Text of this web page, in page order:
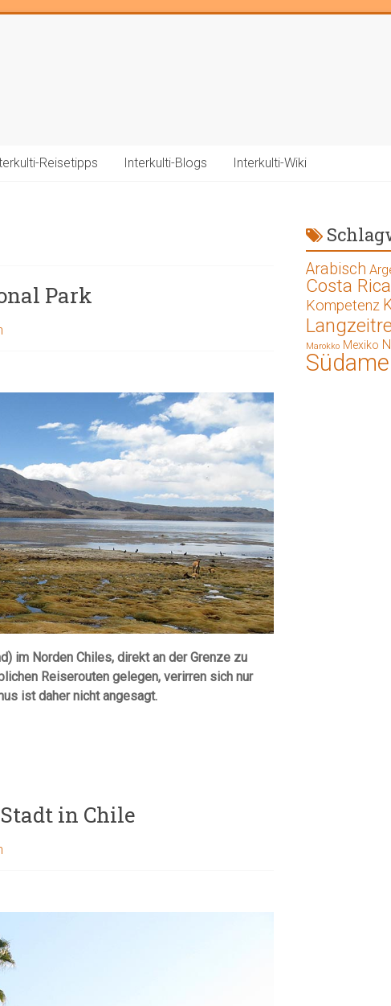
Reisetipps Interkulti-Blogs Interkulti-Wiki
Park
im Norden Chiles, direkt an der Grenze zu
Reiserouten gelegen, verirren sich nur
ist daher nicht angesagt.
in Chile
Arabisch
Costa Rica
Kompetenz
Marokko Mexiko